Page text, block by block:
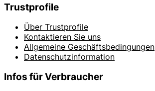
Trustprofile
Über Trustprofile
Kontaktieren Sie uns
Allgemeine Geschäftsbedingungen
Datenschutzinformation
Infos für Verbraucher